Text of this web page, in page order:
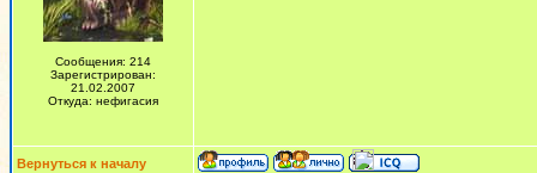
Сообщения: 214
Зарегистрирован:
21.02.2007
Откуда: нефигасия
Вернуться к началу